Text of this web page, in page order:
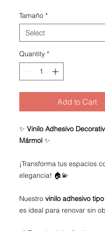
Tamaño *
Quantity *
Add to Cart
✨ Vinilo Adhesivo
Mármol ✨
¡Transforma tus espacios
elegancia! 🏠💫
Nuestro vinilo adhesivo
es ideal para renovar sin